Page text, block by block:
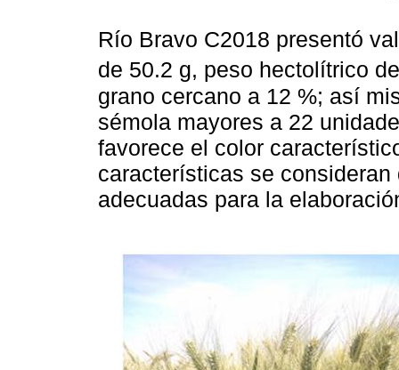
Río Bravo C2018 presentó
de 50.2 g, peso hectolítrico
grano cercano a 12 %; así
sémola mayores a 22
favorece el color
características se
adecuadas para la